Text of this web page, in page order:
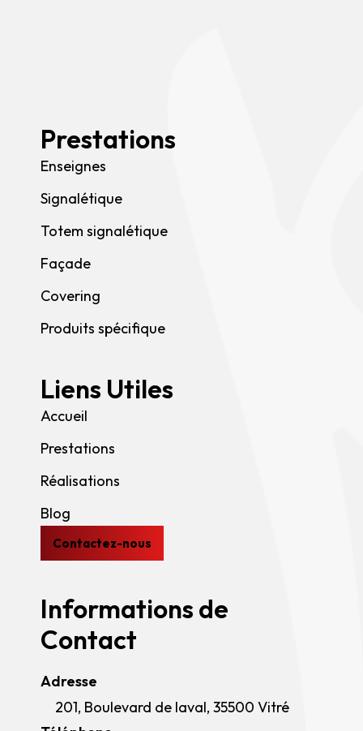
Prestations
Enseignes
Signalétique
Totem signalétique
Façade
Covering
Produits spécifique
Liens Utiles
Accueil
Prestations
Réalisations
Blog
Contactez-nous
Informations de
Contact
Adresse
201, Boulevard de laval, 35500 Vitré